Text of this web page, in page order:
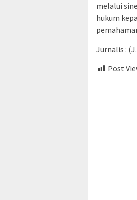
melalui
hukum
Jurnalis :
Post